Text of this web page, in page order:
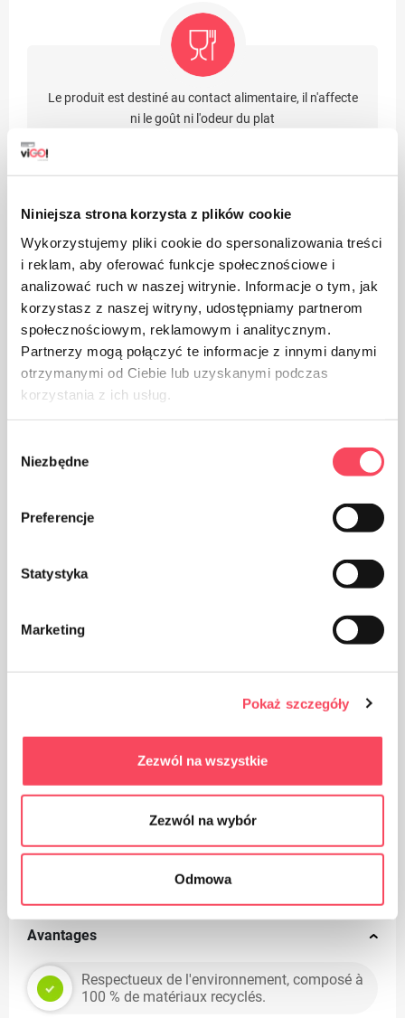
Niniejsza strona korzysta z plików cookie
Wykorzystujemy pliki cookie do spersonalizowania treści
i reklam, aby oferować funkcje społecznościowe i
analizować ruch w naszej witrynie. Informacje o tym, jak
korzystasz z naszej witryny, udostępniamy partnerom
społecznościowym, reklamowym i analitycznym.
Partnerzy mogą połączyć te informacje z innymi danymi
otrzymanymi od Ciebie lub uzyskanymi podczas
korzystania z ich usług.
zgody
Niezbędne
Preferencje
Statystyka
Marketing
Pokaż szczegóły
Zezwól na wszystkie
Zezwól na wybór
Odmowa
Le produit est destiné au contact alimentaire, il n'affecte
ni le goût ni l'odeur du plat
Emballage en papier
Veillez à la propreté, jetez les emballages de produits
usagés à la poubelle
Tenir hors de portée des enfants
Convient pour le recyclage
Avantages
Respectueux de l'environnement, composé à
100 % de matériaux recyclés.